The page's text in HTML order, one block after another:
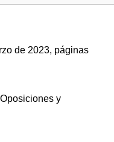
de 2023, páginas
y